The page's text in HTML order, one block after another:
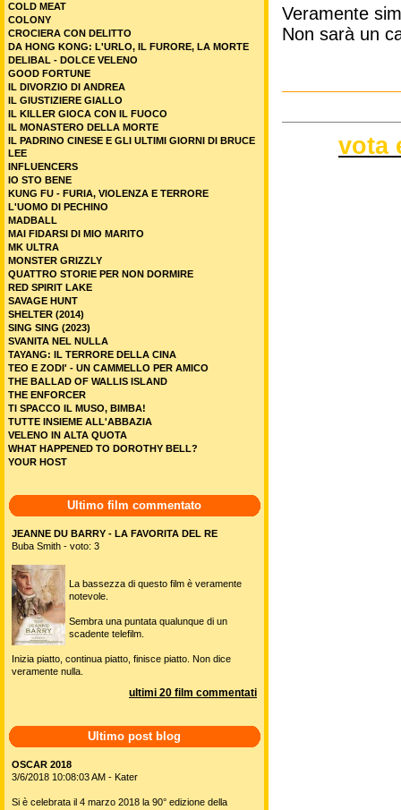
Veramente
Non sarà un
vota
COLD MEAT
COLONY
CROCIERA CON DELITTO
DA HONG KONG: L'URLO, IL FURORE, LA MORTE
DELIBAL - DOLCE VELENO
GOOD FORTUNE
IL DIVORZIO DI ANDREA
IL GIUSTIZIERE GIALLO
IL KILLER GIOCA CON IL FUOCO
IL MONASTERO DELLA MORTE
IL PADRINO CINESE E GLI ULTIMI GIORNI DI BRUCE
LEE
INFLUENCERS
IO STO BENE
KUNG FU - FURIA, VIOLENZA E TERRORE
L'UOMO DI PECHINO
MADBALL
MAI FIDARSI DI MIO MARITO
MK ULTRA
MONSTER GRIZZLY
QUATTRO STORIE PER NON DORMIRE
RED SPIRIT LAKE
SAVAGE HUNT
SHELTER (2014)
SING SING (2023)
SVANITA NEL NULLA
TAYANG: IL TERRORE DELLA CINA
TEO E ZODI' - UN CAMMELLO PER AMICO
THE BALLAD OF WALLIS ISLAND
THE ENFORCER
TI SPACCO IL MUSO, BIMBA!
TUTTE INSIEME ALL'ABBAZIA
VELENO IN ALTA QUOTA
WHAT HAPPENED TO DOROTHY BELL?
YOUR HOST
Ultimo film commentato
JEANNE DU BARRY - LA FAVORITA DEL RE
Buba Smith - voto: 3
La bassezza di questo film è veramente
notevole.
Sembra una puntata qualunque di un
scadente telefilm.
Inizia piatto, continua piatto, finisce piatto. Non dice
veramente nulla.
ultimi 20 film commentati
Ultimo post blog
OSCAR 2018
3/6/2018 10:08:03 AM - Kater
Si è celebrata il 4 marzo 2018 la 90° edizione della